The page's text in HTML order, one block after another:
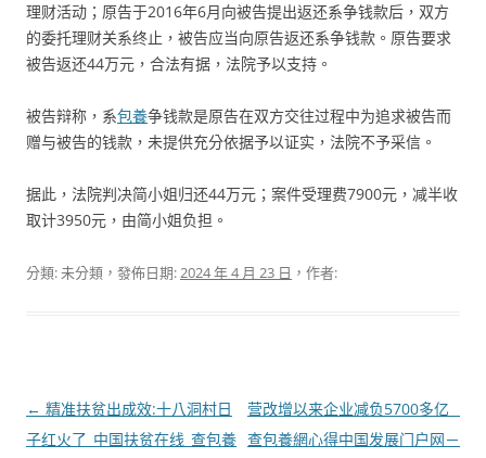
理财活动；原告于2016年6月向被告提出返还系争钱款后，双方
的委托理财关系终止，被告应当向原告返还系争钱款。原告要求
被告返还44万元，合法有据，法院予以支持。
被告辩称，系包養争钱款是原告在双方交往过程中为追求被告而
赠与被告的钱款，未提供充分依据予以证实，法院不予采信。
据此，法院判决简小姐归还44万元；案件受理费7900元，减半收
取计3950元，由简小姐负担。
分類: 未分類，發佈日期:2024 年 4 月 23 日 ，作者:
文
章
← 精准扶贫出成效:十八洞村日
子红火了_中国扶贫在线_查包養
营改增以来企业减负5700多亿 _
查包養網心得中国发展门户网－